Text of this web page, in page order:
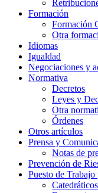
Formación
Formación
Otra
Idiomas
Igualdad
Negociaciones y
Normativa
Decretos
Leyes y
Otra
Órdenes
Otros artículos
Prensa y
Notas de
Prevención de
Puesto de